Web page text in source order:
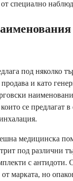
специално
под няколко
и като
се предлагат
медицинска
под различни
с антидоти.
марката, но